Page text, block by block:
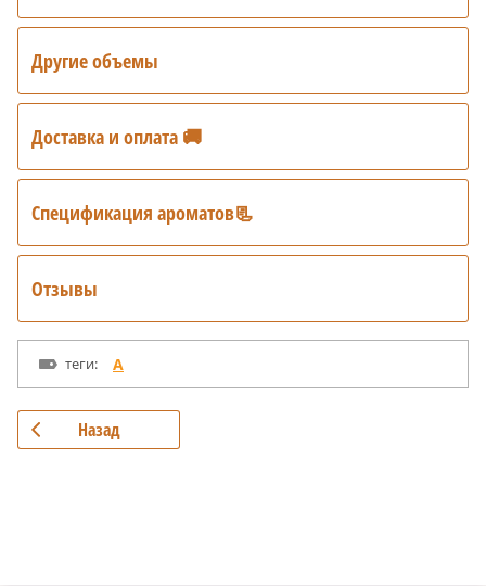
Другие объемы
Доставка и оплата 🚚
Спецификация ароматов📃
Отзывы
теги: A
Назад